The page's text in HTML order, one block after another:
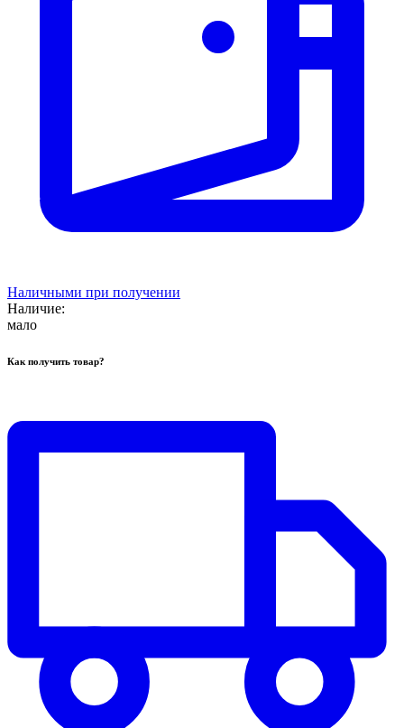
Наличными при получении
Наличие:
мало
Как получить товар?